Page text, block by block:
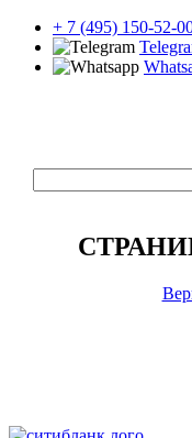
+ 7 (495) 150-52-